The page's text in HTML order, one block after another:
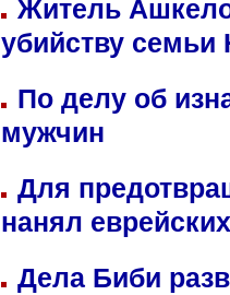
Житель
убийству семьи
По делу об
мужчин
Для
нанял
Дела Биби